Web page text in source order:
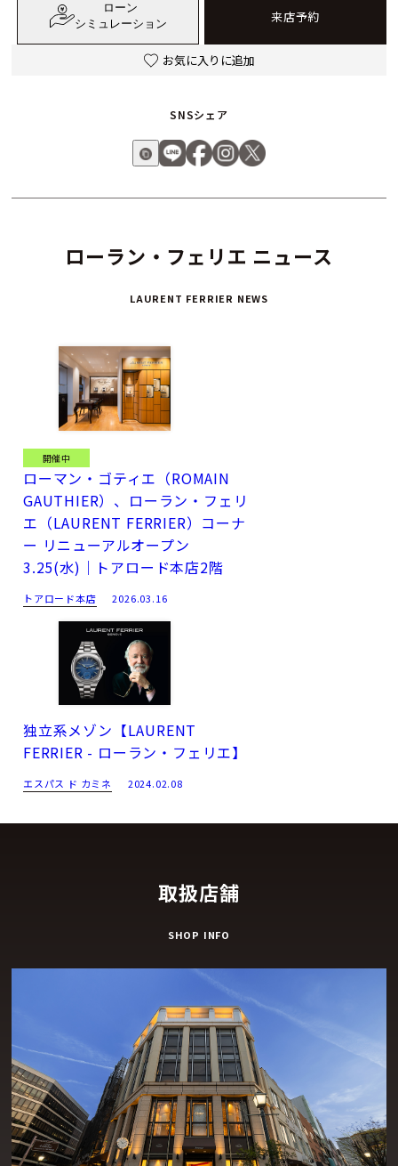
ローラン・フェリエ ニュース
LAURENT FERRIER NEWS
開催中
ローマン・ゴティエ（ROMAIN
GAUTHIER）、ローラン・フェリ
エ（LAURENT FERRIER）コーナ
ー リニューアルオープン
3.25(水)｜トアロード本店2階
トアロード本店 2026.03.16
独立系メゾン【LAURENT
FERRIER - ローラン・フェリエ】
エスパス ド カミネ 2024.02.08
ローン
シミュレーション
来店予約
お気に入りに追加
SNSシェア
取扱店舗
SHOP INFO